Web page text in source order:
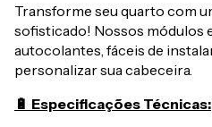
Transforme seu quarto com
sofisticado! Nossos módulos
autocolantes, fáceis de
personalizar sua cabeceira.
🔋 Especificações Técnicas: